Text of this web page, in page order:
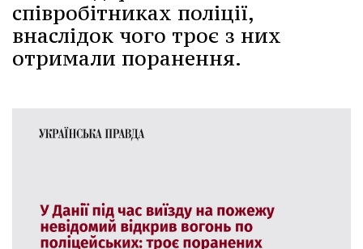
співробітниках поліції,
внаслідок чого троє з них
отримали поранення.